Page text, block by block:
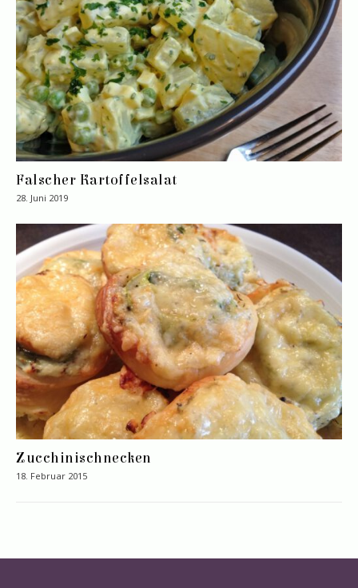
Falscher Kartoffelsalat
28. Juni 2019
Zucchinischnecken
18. Februar 2015